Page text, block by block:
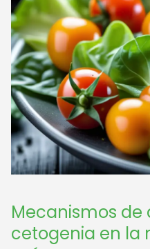
Mecanismos de
cetogenia en la